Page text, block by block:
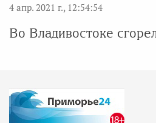
4 апр. 2021 г., 12:54:54
Во Владивостоке